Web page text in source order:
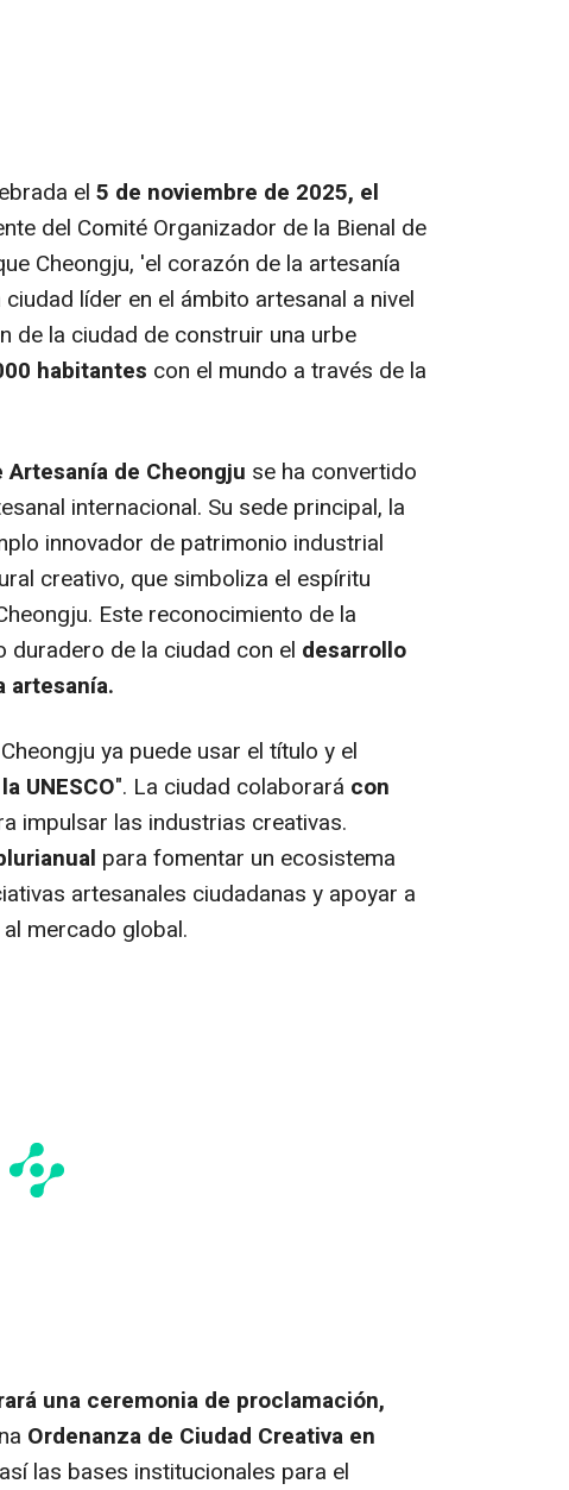
el 5 de noviembre de 2025, el
del Comité Organizador de la Bienal de
Cheongju, 'el corazón de la artesanía
líder en el ámbito artesanal a nivel
de la ciudad de construir una urbe
habitantes con el mundo a través de la
Artesanía de Cheongju se ha convertido
internacional. Su sede principal, la
innovador de patrimonio industrial
creativo, que simboliza el espíritu
Este reconocimiento de la
duradero de la ciudad con el desarrollo
artesanía.
ya puede usar el título y el
UNESCO". La ciudad colaborará con
impulsar las industrias creativas.
para fomentar un ecosistema
artesanales ciudadanas y apoyar a
mercado global.
una ceremonia de proclamación,
Ordenanza de Ciudad Creativa en
las bases institucionales para el